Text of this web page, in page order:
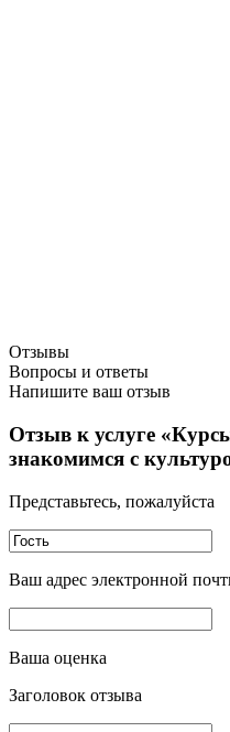
Отзывы
Вопросы и ответы
Напишите ваш отзыв
Отзыв к услуге
знакомимся с
Представьтесь, пожалуйста
Ваш адрес электронной
Ваша оценка
Заголовок отзыва